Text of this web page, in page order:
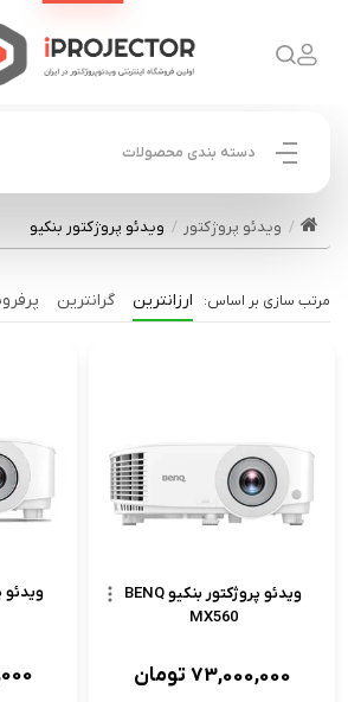
دسته بندی محصولات
ویدئو پروژکتور ویدئو پروژکتور بنکیو
ارزانترین گرانترین
ویدئو پروژکتور بنکیو BENQ
MX560
73,000,000تومان